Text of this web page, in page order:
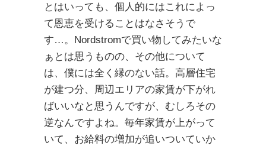
とはいっても、個人的にはこれによっ
て恩恵を受けることはなさそうで
す…。Nordstromで買い物してみたいな
ぁとは思うものの、その他について
は、僕には全く縁のない話。高層住宅
が建つ分、周辺エリアの家賃が下がれ
ばいいなと思うんですが、むしろその
逆なんですよね。毎年家賃が上がって
いて、お給料の増加が追いついていか